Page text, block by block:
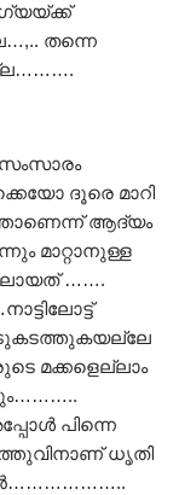
തന്നെ
ദൂരെ മാറി
ആദ്യം
മാറ്റാനുള്ള
…….
മക്കളെല്ലാം
പിന്നെ
ധൃതി